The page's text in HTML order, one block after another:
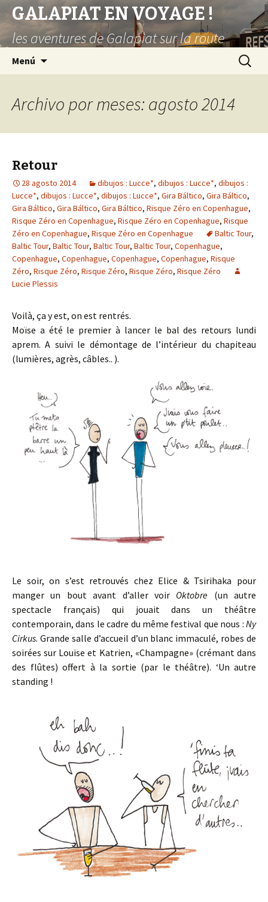
GALAPIAT EN VOYAGE !
les aventures de Galapiat sur la route
Menú Buscar:
Archivo por meses: agosto 2014
Retour
28 agosto 2014 dibujos : Lucce*, dibujos : Lucce*, dibujos :
Lucce*, dibujos : Lucce*, dibujos : Lucce*, Gira Báltico, Gira Báltico,
Gira Báltico, Gira Báltico, Gira Báltico, Risque Zéro en Copenhague,
Risque Zéro en Copenhague, Risque Zéro en Copenhague, Risque
Zéro en Copenhague, Risque Zéro en Copenhague Baltic Tour,
Baltic Tour, Baltic Tour, Baltic Tour, Baltic Tour, Copenhague,
Copenhague, Copenhague, Copenhague, Copenhague, Risque
Zéro, Risque Zéro, Risque Zéro, Risque Zéro, Risque Zéro
Lucie Plessis
Voilà, ça y est, on est rentrés.
Moïse a été le premier à lancer le bal des retours lundi
aprem. A suivi le démontage de l’intérieur du chapiteau
(lumières, agrès, câbles.. ).
Le soir, on s’est retrouvés chez Elice & Tsirihaka pour
manger un bout avant d’aller voir Oktobre (un autre
spectacle français) qui jouait dans un théâtre
contemporain, dans le cadre du même festival que nous : Ny
Cirkus. Grande salle d’accueil d’un blanc immaculé, robes de
soirées sur Louise et Katrien, «Champagne» (crémant dans
des flûtes) offert à la sortie (par le théâtre). ‘Un autre
standing !